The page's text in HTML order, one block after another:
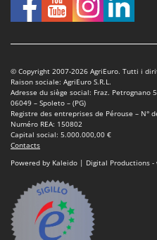
Zanon
Zodiac
Zomax
© Copyright 2007-2026 AgriEuro. Tutti i
Raison sociale: AgriEuro S.R.L.
Adresse du siège social: Fraz. Petrognano
06049 – Spoleto – (PG)
Registre des entreprises de Pérouse – N°
Numéro REA: 150802
Capital social: 5.000.000,00 €
Contacts
Powered by Kaleido | Digital Productions